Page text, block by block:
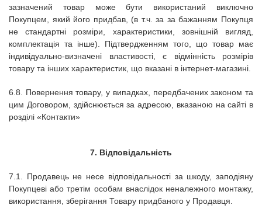
зазначений товар може бути використаний виключно
Покупцем, який його придбав, (в т.ч. за за бажанням Покупця
не стандартні розміри, характеристики, зовнішній вигляд,
комплектація та інше).
Підтвердженням того, що товар має
індивідуально-визначені властивості, є відмінність розмірів
товару та інших характеристик, що вказані в інтернет-магазині.
6.8.
Повернення товару, у випадках, передбачених законом та
цим Договором, здійснюється за адресою, вказаною на сайті в
розділі «Контакти»
7. Відповідальність
7.1.
Продавець не несе відповідальності за шкоду, заподіяну
Покупцеві або третім особам внаслідок неналежного монтажу,
використання, зберігання Товару придбаного у Продавця.